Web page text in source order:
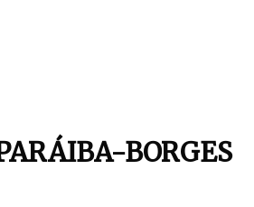
BORGES